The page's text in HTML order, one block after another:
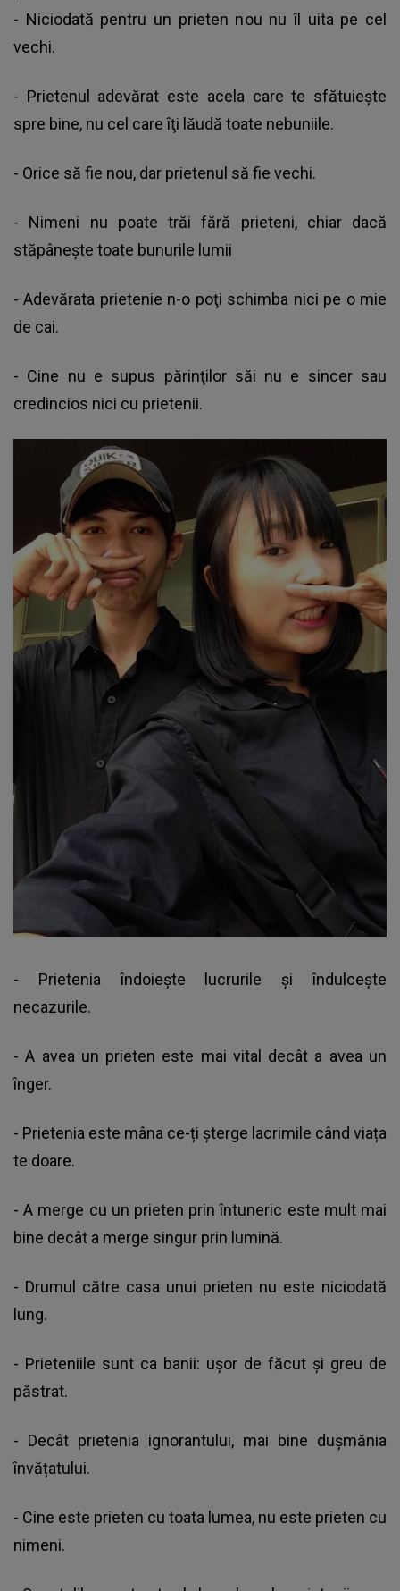
- Niciodată pentru un prieten nou nu îl uita pe cel
vechi.
- Prietenul adevărat este acela care te sfătuieşte
spre bine, nu cel care îţi lăudă toate nebuniile.
- Orice să fie nou, dar prietenul să fie vechi.
- Nimeni nu poate trăi fără prieteni, chiar dacă
stăpânește toate bunurile lumii
- Adevărata prietenie n-o poţi schimba nici pe o mie
de cai.
- Cine nu e supus părinţilor săi nu e sincer sau
credincios nici cu prietenii.
- Prietenia îndoieşte lucrurile şi îndulceşte
necazurile.
- A avea un prieten este mai vital decât a avea un
înger.
- Prietenia este mâna ce-ți șterge lacrimile când viața
te doare.
- A merge cu un prieten prin întuneric este mult mai
bine decât a merge singur prin lumină.
- Drumul către casa unui prieten nu este niciodată
lung.
- Prieteniile sunt ca banii: ușor de făcut și greu de
păstrat.
- Decât prietenia ignorantului, mai bine dușmănia
învățatului.
- Cine este prieten cu toata lumea, nu este prieten cu
nimeni.